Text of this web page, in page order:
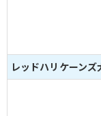
レッドハリケーン